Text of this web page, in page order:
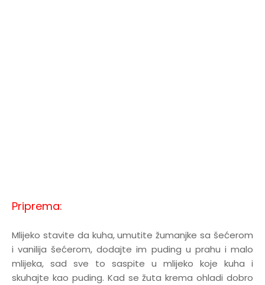
Priprema:
Mlijeko stavite da kuha, umutite žumanjke sa šećerom
i vanilija šećerom, dodajte im puding u prahu i malo
mlijeka, sad sve to saspite u mlijeko koje kuha i
skuhajte kao puding. Kad se žuta krema ohladi dobro